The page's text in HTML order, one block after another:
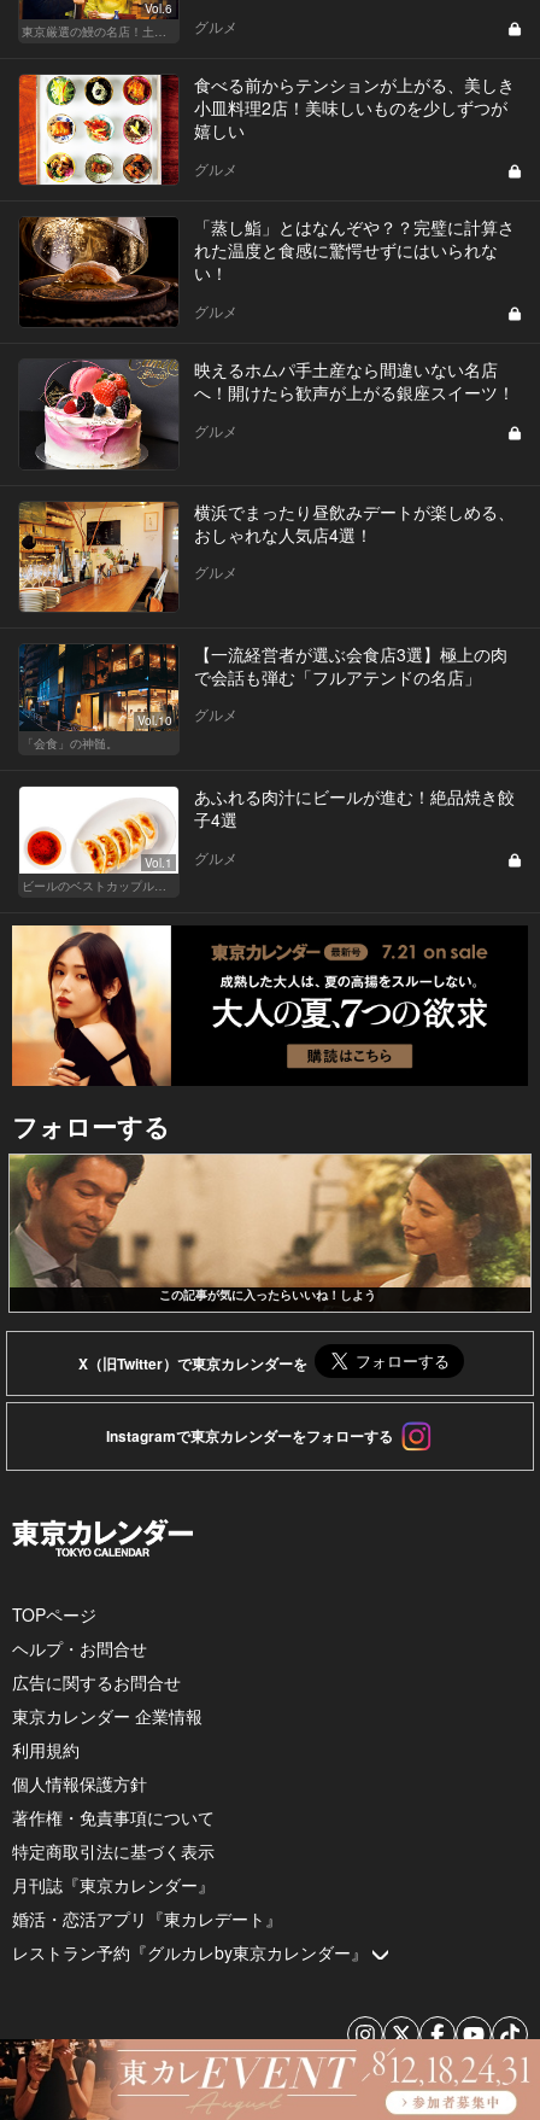
Vol.6
グルメ
食べる前からテンションが上がる、美しき
小皿料理2店！美味しいものを少しずつが
嬉しい
グルメ
「蒸し鮨」とはなんぞや？？完璧に計算さ
れた温度と食感に驚愕せずにはいられな
い！
グルメ
映えるホムパ手土産なら間違いない名店
へ！開けたら歓声が上がる銀座スイーツ！
グルメ
横浜でまったり昼飲みデートが楽しめる、
おしゃれな人気店4選！
グルメ
Vol.10
「会食」の神髄。
【一流経営者が選ぶ会食店3選】極上の肉
で会話も弾む「フルアテンドの名店」
グルメ
Vol.1
あふれる肉汁にビールが進む！絶品焼き餃
子4選
グルメ
フォローする
この記事が気に入ったらいいね！しよう
X（旧Twitter）で東京カレンダーを
Instagramで東京カレンダーをフォローする
TOPページ
ヘルプ・お問合せ
広告に関するお問合せ
東京カレンダー 企業情報
利用規約
個人情報保護方針
著作権・免責事項について
特定商取引法に基づく表示
月刊誌『東京カレンダー』
婚活・恋活アプリ『東カレデート』
レストラン予約『グルカレby東京カレンダー』
© 2026 by Tokyo Calendar, Inc.